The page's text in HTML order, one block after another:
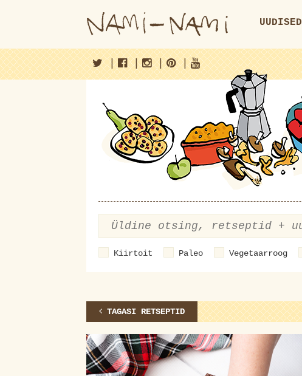
UUDISED
| | | |
Kiirtoit Paleo Vegetaarroog
TAGASI RETSEPTID